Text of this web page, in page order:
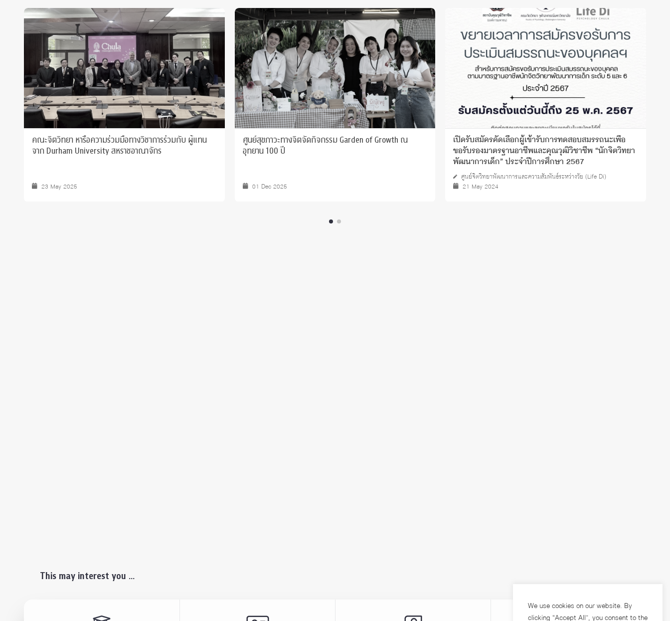
คณะจิตวิทยา หารือความร่วมมือทางวิชาการร่วมกับ ผู้แทน
จาก Durham University สหราชอาณาจักร
23 May 2025
ศูนย์สุขภาวะทางจิตจัดกิจกรรม Garden of Growth ณ
อุทยาน 100 ปี
01 Dec 2025
เปิดรับสมัครคัดเลือกผู้เข้ารับการทดสอบสมรรถนะเพื่อ
ขอรับรองมาตรฐานอาชีพและคุณวุฒิวิชาชีพ “นักจิตวิทยา
พัฒนาการเด็ก” ประจําปีการศึกษา 2567
ศูนย์จิตวิทยาพัฒนาการและความสัมพันธ์ระหว่างวัย (Life Di)
21 May 2024
This may interest you ...
We use cookies on our website. By
clicking “Accept All”, you consent to the